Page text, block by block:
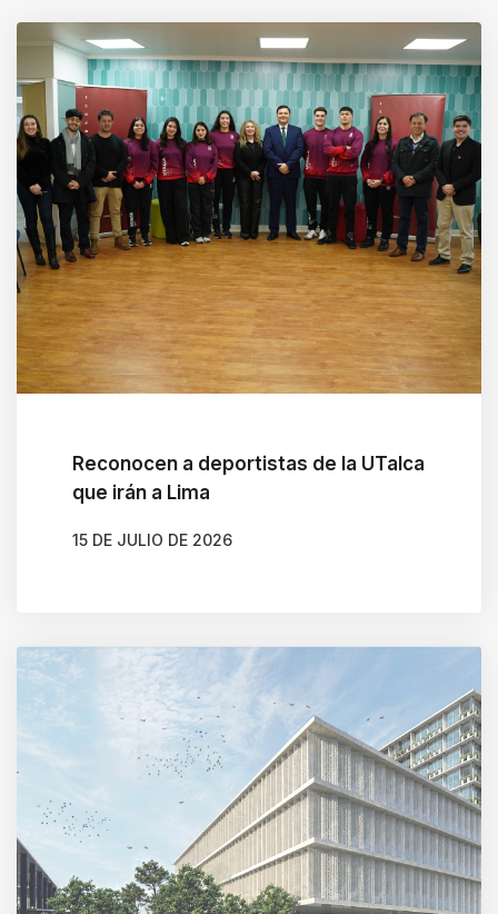
Reconocen a deportistas de la UTalca
que irán a Lima
15 DE JULIO DE 2026